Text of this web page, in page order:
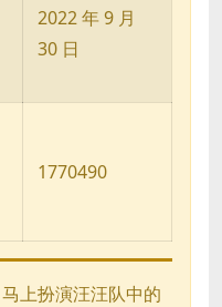
2022 年 9 月
30 日
1770490
上扮演汪汪队中的